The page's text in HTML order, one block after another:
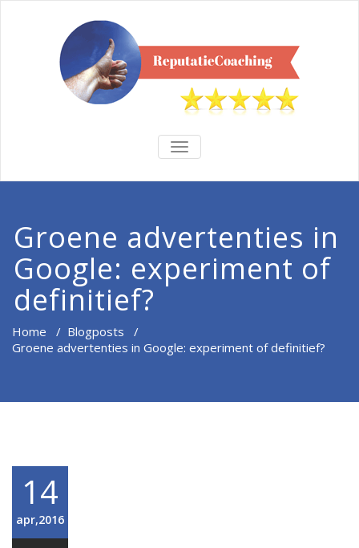
TOGGLE
Groene advertenties in
Google: experiment of
definitief?
Home / Blogposts /
Groene advertenties in Google: experiment of definitief?
14
apr,2016